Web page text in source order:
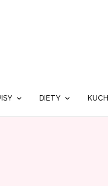
DIETY